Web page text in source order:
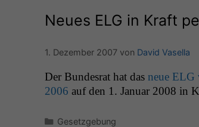
Neues ELG in Kraft
1. Dezember 2007 von David Vasella
Der Bun­desrat hat das neue ELG
2006 auf den 1. Jan­u­ar 2008 in
Kategorien
Gesetzgebung